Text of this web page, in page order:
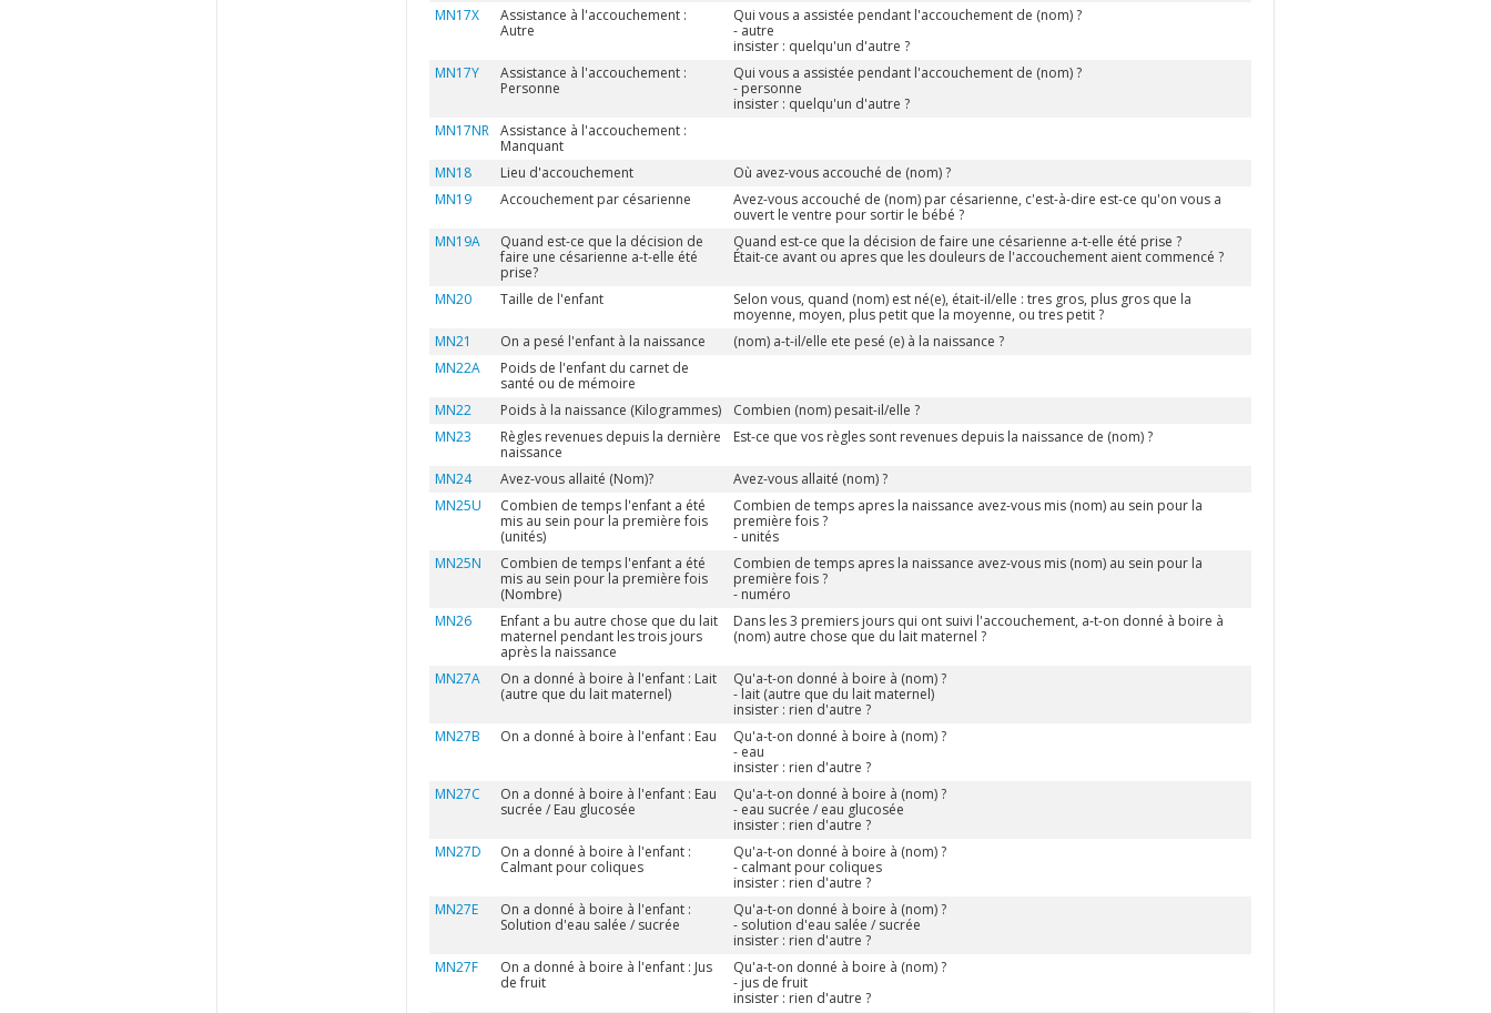
MN17X
Assistance à l'accouchement :
Autre
Qui vous a assistée pendant l'accouchement de (nom) ?
- autre
insister : quelqu'un d'autre ?
MN17Y
Assistance à l'accouchement :
Personne
Qui vous a assistée pendant l'accouchement de (nom) ?
- personne
insister : quelqu'un d'autre ?
MN17NR
Assistance à l'accouchement :
Manquant
MN18
Lieu d'accouchement
Où avez-vous accouché de (nom) ?
MN19
Accouchement par césarienne
Avez-vous accouché de (nom) par césarienne, c'est-à-dire est-ce qu'on vous a
ouvert le ventre pour sortir le bébé ?
MN19A
Quand est-ce que la décision de
faire une césarienne a-t-elle été
prise?
Quand est-ce que la décision de faire une césarienne a-t-elle été prise ?
Était-ce avant ou apres que les douleurs de l'accouchement aient commencé ?
MN20 Taille de l'enfant
Selon vous, quand (nom) est né(e), était-il/elle : tres gros, plus gros que la
moyenne, moyen, plus petit que la moyenne, ou tres petit ?
MN21
On a pesé l'enfant à la naissance
(nom) a-t-il/elle ete pesé (e) à la naissance ?
MN22A
Poids de l'enfant du carnet de
santé ou de mémoire
MN22
Poids à la naissance (Kilogrammes)
Combien (nom) pesait-il/elle ?
MN23
Règles revenues depuis la dernière
naissance
Est-ce que vos règles sont revenues depuis la naissance de (nom) ?
MN24 Avez-vous allaité (Nom)?
Avez-vous allaité (nom) ?
MN25U
Combien de temps l'enfant a été
mis au sein pour la première fois
(unités)
Combien de temps apres la naissance avez-vous mis (nom) au sein pour la
première fois ?
- unités
MN25N
Combien de temps l'enfant a été
mis au sein pour la première fois
(Nombre)
Combien de temps apres la naissance avez-vous mis (nom) au sein pour la
première fois ?
- numéro
MN26
Enfant a bu autre chose que du lait
maternel pendant les trois jours
après la naissance
Dans les 3 premiers jours qui ont suivi l'accouchement, a-t-on donné à boire à
(nom) autre chose que du lait maternel ?
MN27A
On a donné à boire à l'enfant : Lait
(autre que du lait maternel)
Qu'a-t-on donné à boire à (nom) ?
- lait (autre que du lait maternel)
insister : rien d'autre ?
MN27B
On a donné à boire à l'enfant : Eau
Qu'a-t-on donné à boire à (nom) ?
- eau
insister : rien d'autre ?
MN27C
On a donné à boire à l'enfant : Eau
sucrée / Eau glucosée
Qu'a-t-on donné à boire à (nom) ?
- eau sucrée / eau glucosée
insister : rien d'autre ?
MN27D
On a donné à boire à l'enfant :
Calmant pour coliques
Qu'a-t-on donné à boire à (nom) ?
- calmant pour coliques
insister : rien d'autre ?
MN27E
On a donné à boire à l'enfant :
Solution d'eau salée / sucrée
Qu'a-t-on donné à boire à (nom) ?
- solution d'eau salée / sucrée
insister : rien d'autre ?
MN27F
On a donné à boire à l'enfant : Jus
de fruit
Qu'a-t-on donné à boire à (nom) ?
- jus de fruit
insister : rien d'autre ?